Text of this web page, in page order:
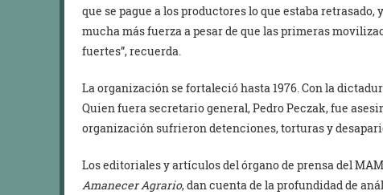
que se pague a los productores lo que estaba
mucha más fuerza a pesar de que las primeras
fuertes”, recuerda.
La organización se fortaleció hasta 1976. Con la
Quien fuera secretario general, Pedro Peczak, fue
organización sufrieron detenciones, torturas y
Los editoriales y artículos del órgano de prensa del
Amanecer Agrario, dan cuenta de la profundidad de